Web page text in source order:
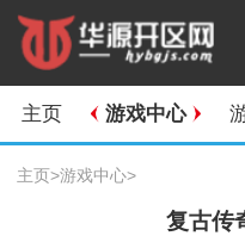
主页 游戏中心
主页>游戏中心>
复古传